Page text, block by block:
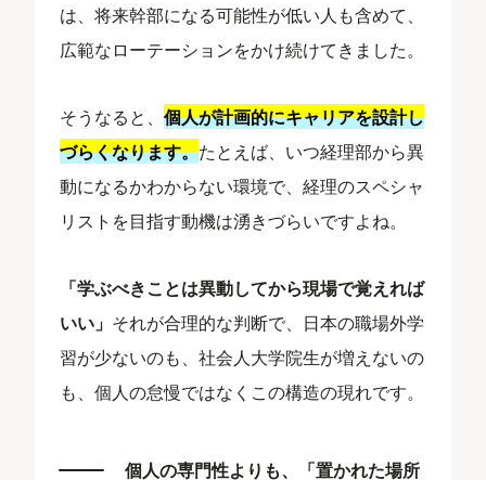
は、将来幹部になる可能性が低い人も含めて、
広範なローテーションをかけ続けてきました。
そうなると、個人が計画的にキャリアを設計し
づらくなります。たとえば、いつ経理部から異
動になるかわからない環境で、経理のスペシャ
リストを目指す動機は湧きづらいですよね。
「学ぶべきことは異動してから現場で覚えれば
いい」 それが合理的な判断で、日本の職場外学
習が少ないのも、社会人大学院生が増えないの
も、個人の怠慢ではなくこの構造の現れです。
個人の専門性よりも、「置かれた場所